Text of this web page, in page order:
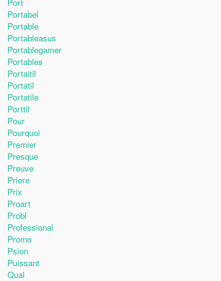
Portabel
Portable
Portableasus
Portablegamer
Portables
Portaitil
Portatil
Portatile
Porttil
Pour
Pourquoi
Premier
Presque
Preuve
Priere
Prix
Proart
Probl
Professional
Promo
Psion
Puissant
Qual